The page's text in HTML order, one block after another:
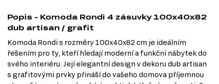
Popis - Komoda Rondi 4 zásuvky 100x40x82
dub artisan / grafit
Komoda Rondi s rozměry 100x40x82 cm je ideálním
řešením pro ty, kteří hledají moderní a funkční nábytek do
svého interiéru. Její elegantní design v dekoru dub artisan
s grafitovými prvky přináší do vašeho domova příjemnou